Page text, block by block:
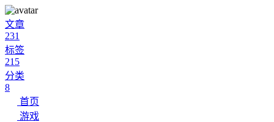
文章
231
标签
215
分类
8
首页
游戏